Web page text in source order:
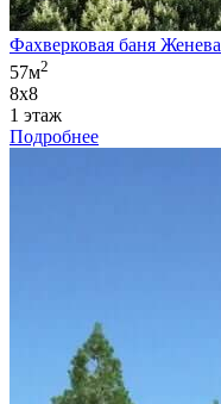
Фахверковая баня Женева
57м2
8х8
1 этаж
Подробнее